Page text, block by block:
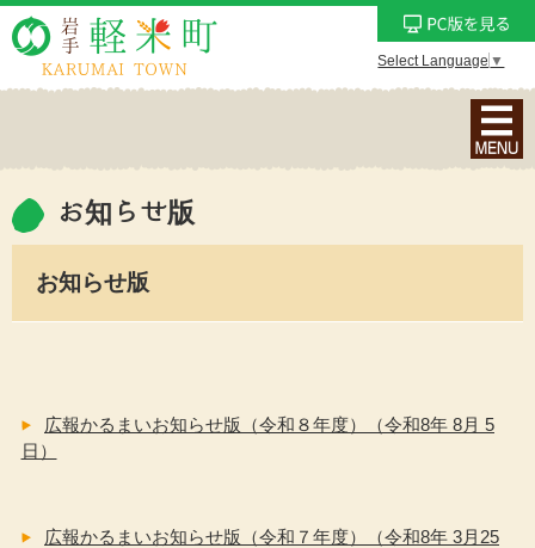
Select Language ▼
ナ
ビ
メ
お知らせ版
お知らせ版
広報かるまいお知らせ版（令和８年度）（令和8年 8月 5
日）
広報かるまいお知らせ版（令和７年度）（令和8年 3月25